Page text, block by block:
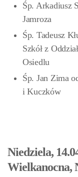
Śp. Arkadiusz
Jamroza
Śp. Tadeusz
Szkół z
Osiedlu
Śp. Jan Zima
i Kuczków
Niedziela,
Wielkanocna,